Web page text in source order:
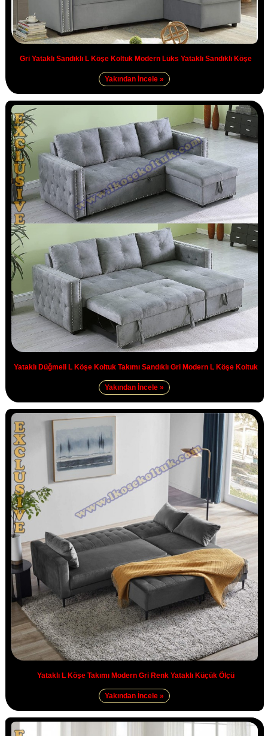
Gri Yataklı Sandıklı L Köşe Koltuk Modern Lüks Yataklı Sandıklı Köşe
Yakından İncele »
Yataklı Düğmeli L Köşe Koltuk Takımı Sandıklı Gri Modern L Köşe Koltuk
Yakından İncele »
Yataklı L Köşe Takımı Modern Gri Renk Yataklı Küçük Ölçü
Yakından İncele »